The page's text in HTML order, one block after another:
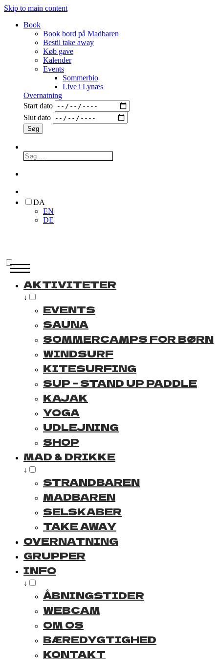
Skip to main content
Book
Book bord på Madbaren
Bestil take away
Køb gave
Kalender
Events
Sommerbio
Live i Lynæs
Overnatning
Start dato
Slut dato
DA
EN
DE
AKTIVITETER
↓
EVENTS
SAUNA
SOMMERCAMPS FOR BØRN
WINDSURF
KITESURFING
SUP – STAND UP PADDLE
KAJAK
YOGA
UDLEJNING
SHOP
MAD & DRIKKE
↓
STRANDBAREN
MADBAREN
SELSKABER
TAKE AWAY
OVERNATNING
GRUPPER
INFO
↓
ÅBNINGSTIDER
WEBCAM
OM OS
BÆREDYGTIGHED
KONTAKT